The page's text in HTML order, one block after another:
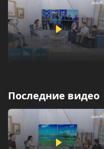
Последние видео